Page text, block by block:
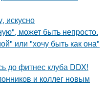
искусно
может быть непросто.
или "хочу быть как она"
до фитнес клуба DDX!
и коллег новым